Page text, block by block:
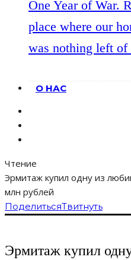
One Year of War.
place where our
was nothing left of
О НАС
Чтение
Эрмитаж купил одну из
млн рублей
ПоделитьсяТвитнуть
Эрмитаж купил